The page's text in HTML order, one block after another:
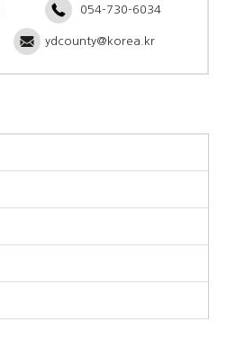
054-730-6034
ydcounty@korea.kr